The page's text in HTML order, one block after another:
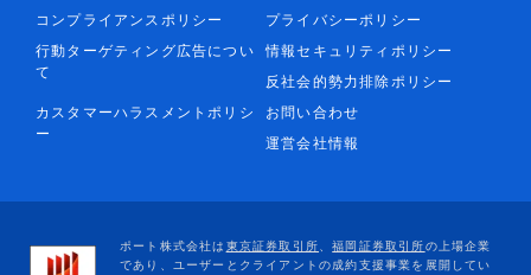
コンプライアンスポリシー
プライバシーポリシー
行動ターゲティング広告につい
て
情報セキュリティポリシー
反社会的勢力排除ポリシー
カスタマーハラスメントポリシ
ー
お問い合わせ
運営会社情報